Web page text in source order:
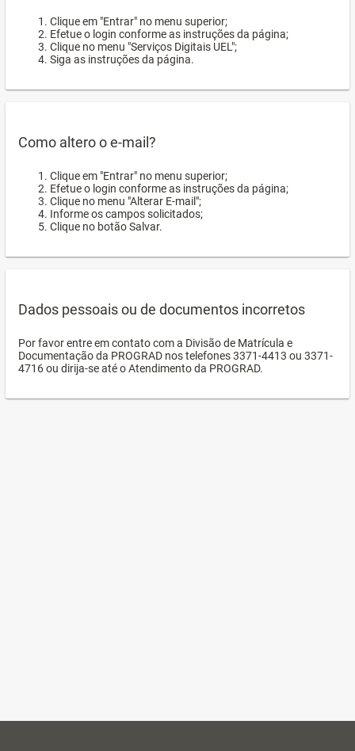
Clique em "Entrar" no menu superior;
Efetue o login conforme as instruções da página;
Clique no menu "Serviços Digitais UEL";
Siga as instruções da página.
Como altero o e-mail?
Clique em "Entrar" no menu superior;
Efetue o login conforme as instruções da página;
Clique no menu "Alterar E-mail";
Informe os campos solicitados;
Clique no botão Salvar.
Dados pessoais ou de documentos incorretos
Por favor entre em contato com a Divisão de Matrícula e
Documentação da PROGRAD nos telefones 3371-4413 ou 3371-
4716 ou dirija-se até o Atendimento da PROGRAD.